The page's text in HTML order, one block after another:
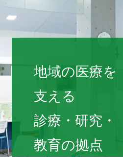
医療関係者の方へ
福島県立医科大
地域の医療を
支える
診療・研究・
教育の拠点